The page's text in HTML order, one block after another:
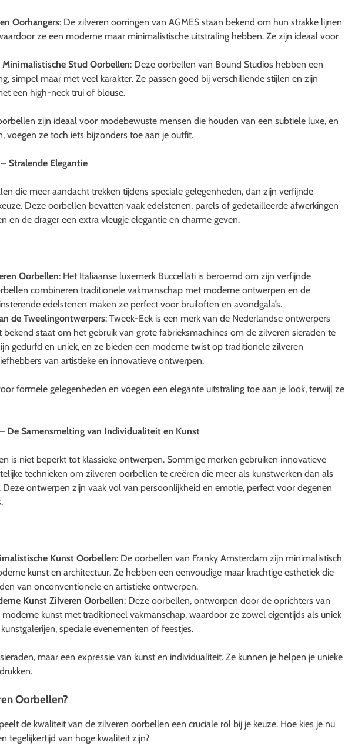
Oorhangers: De zilveren oorringen van AGMES staan bekend om hun strakke lijnen
ze een moderne maar minimalistische uitstraling hebben. Ze zijn ideaal voor
Stud Oorbellen: Deze oorbellen van Bound Studios hebben een
simpel maar met veel karakter. Ze passen goed bij verschillende stijlen en zijn
een high-neck trui of blouse.
zijn ideaal voor modebewuste mensen die houden van een subtiele luxe, en
voegen ze toch iets bijzonders toe aan je outfit.
Stralende Elegantie
die meer aandacht trekken tijdens speciale gelegenheden, dan zijn verfijnde
Deze oorbellen bevatten vaak edelstenen, parels of gedetailleerde afwerkingen
en de drager een extra vleugje elegantie en charme geven.
Oorbellen: Het Italiaanse luxemerk Buccellati is beroemd om zijn verfijnde
combineren traditionele vakmanschap met moderne ontwerpen en de
edelstenen maken ze perfect voor bruiloften en avondgala’s.
de Tweelingontwerpers: Tweek-Eek is een merk van de Nederlandse ontwerpers
bekend staat om het gebruik van grote fabrieksmachines om de zilveren sieraden te
gedurfd en uniek, en ze bieden een moderne twist op traditionele zilveren
van artistieke en innovatieve ontwerpen.
formele gelegenheden en voegen een elegante uitstraling toe aan je look, terwijl ze
De Samensmelting van Individualiteit en Kunst
is niet beperkt tot klassieke ontwerpen. Sommige merken gebruiken innovatieve
technieken om zilveren oorbellen te creëren die meer als kunstwerken dan als
Deze ontwerpen zijn vaak vol van persoonlijkheid en emotie, perfect voor degenen
Kunst Oorbellen: De oorbellen van Franky Amsterdam zijn minimalistisch
kunst en architectuur. Ze hebben een eenvoudige maar krachtige esthetiek die
van onconventionele en artistieke ontwerpen.
Kunst Zilveren Oorbellen: Deze oorbellen, ontworpen door de oprichters van
kunst met traditioneel vakmanschap, waardoor ze zowel eigentijds als uniek
speciale evenementen of feestjes.
maar een expressie van kunst en individualiteit. Ze kunnen je helpen je unieke
Oorbellen?
de kwaliteit van de zilveren oorbellen een cruciale rol bij je keuze. Hoe kies je nu
tegelijkertijd van hoge kwaliteit zijn?